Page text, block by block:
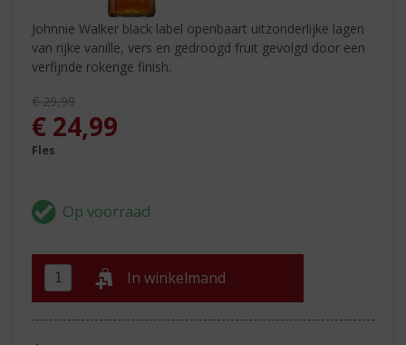
Johnnie Walker black label openbaart uitzonderlijke lagen
van rijke vanille, vers en gedroogd fruit gevolgd door een
verfijnde rokerige finish.
Originele prijs was:
€29,99
, Huidige prijs is:
€ 24,99
Fles
In winkelmand